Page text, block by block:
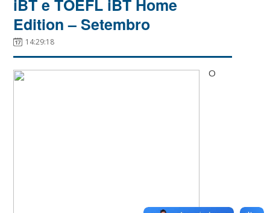
iBT e TOEFL iBT Home
Edition – Setembro
14:29:18
O